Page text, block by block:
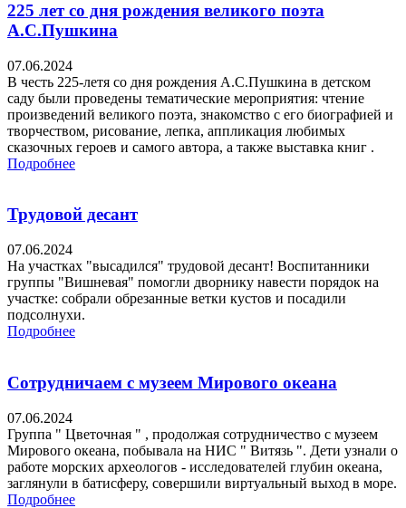
225 лет со дня рождения великого поэта
А.С.Пушкина
07.06.2024
В честь 225-летя со дня рождения А.С.Пушкина в детском
саду были проведены тематические мероприятия: чтение
произведений великого поэта, знакомство с его биографией и
творчеством, рисование, лепка, аппликация любимых
сказочных героев и самого автора, а также выставка книг .
Подробнее
Трудовой десант
07.06.2024
На участках "высадился" трудовой десант! Воспитанники
группы "Вишневая" помогли дворнику навести порядок на
участке: собрали обрезанные ветки кустов и посадили
подсолнухи.
Подробнее
Сотрудничаем с музеем Мирового океана
07.06.2024
Группа " Цветочная " , продолжая сотрудничество с музеем
Мирового океана, побывала на НИС " Витязь ". Дети узнали о
работе морских археологов - исследователей глубин океана,
заглянули в батисферу, совершили виртуальный выход в море.
Подробнее